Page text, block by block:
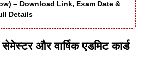
– Download Link, Exam Date &
Details
सेमेस्टर और वार्षिक एडमिट कार्ड